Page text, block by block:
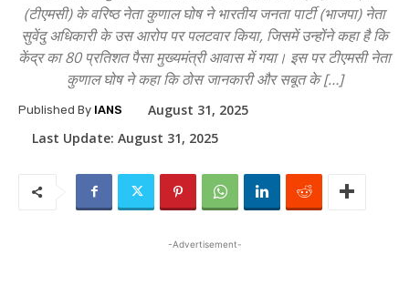
(टीएमसी) के वरिष्ठ नेता कुणाल घोष ने भारतीय जनता पार्टी (भाजपा) नेता
सुवेंदु अधिकारी के उस आरोप पर पलटवार किया, जिसमें उन्‍होंने कहा है कि
केंद्र का 80 प्रतिशत पैसा मुख्यमंत्री आवास में गया। इस पर टीएमसी नेता
कुणाल घोष ने कहा कि ठोस जानकारी और सबूत के […]
Published By IANS
August 31, 2025
Last Update: August 31, 2025
-Advertisement-